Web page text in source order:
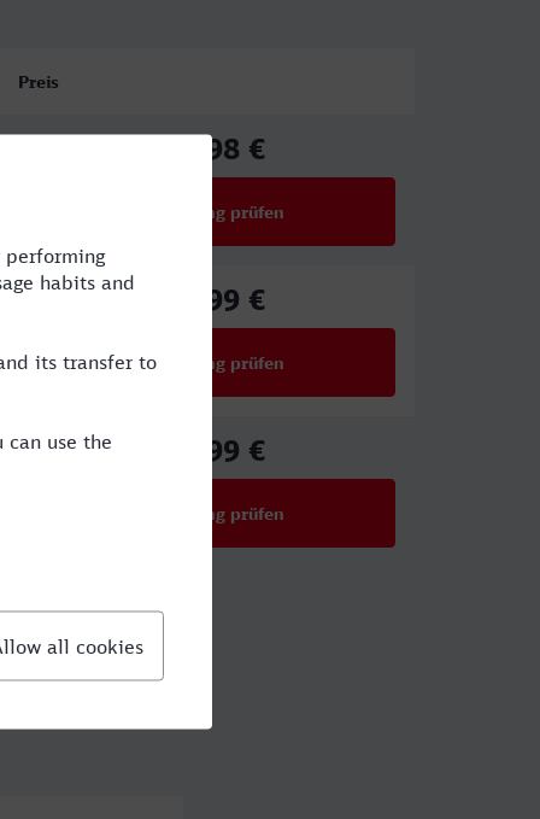
Preis
66,98 €
Verbindung prüfen
56,99 €
Verbindung prüfen
27,99 €
Verbindung prüfen